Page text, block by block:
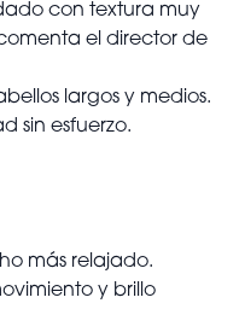
con textura muy
el director de
largos y medios.
sin esfuerzo.
más relajado.
y brillo